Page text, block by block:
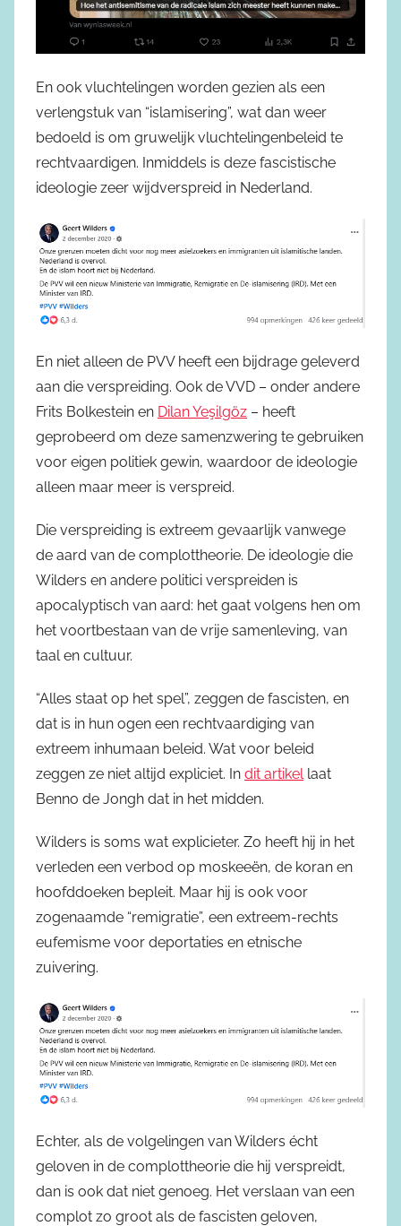
En ook vluchtelingen worden gezien als een
verlengstuk van “islamisering”, wat dan weer
bedoeld is om gruwelijk vluchtelingenbeleid te
rechtvaardigen. Inmiddels is deze fascistische
ideologie zeer wijdverspreid in Nederland.
En niet alleen de PVV heeft een bijdrage geleverd
aan die verspreiding. Ook de VVD – onder andere
Frits Bolkestein en Dilan Yeşilgöz – heeft
geprobeerd om deze samenzwering te gebruiken
voor eigen politiek gewin, waardoor de ideologie
alleen maar meer is verspreid.
Die verspreiding is extreem gevaarlijk vanwege
de aard van de complottheorie. De ideologie die
Wilders en andere politici verspreiden is
apocalyptisch van aard: het gaat volgens hen om
het voortbestaan van de vrije samenleving, van
taal en cultuur.
“Alles staat op het spel”, zeggen de fascisten, en
dat is in hun ogen een rechtvaardiging van
extreem inhumaan beleid. Wat voor beleid
zeggen ze niet altijd expliciet. In dit artikellaat
Benno de Jongh dat in het midden.
Wilders is soms wat explicieter. Zo heeft hij in het
verleden een verbod op moskeeën, de koran en
hoofddoeken bepleit. Maar hij is ook voor
zogenaamde “remigratie”, een extreem-rechts
eufemisme voor deportaties en etnische
zuivering.
Echter, als de volgelingen van Wilders écht
geloven in de complottheorie die hij verspreidt,
dan is ook dat niet genoeg. Het verslaan van een
complot zo groot als de fascisten geloven,